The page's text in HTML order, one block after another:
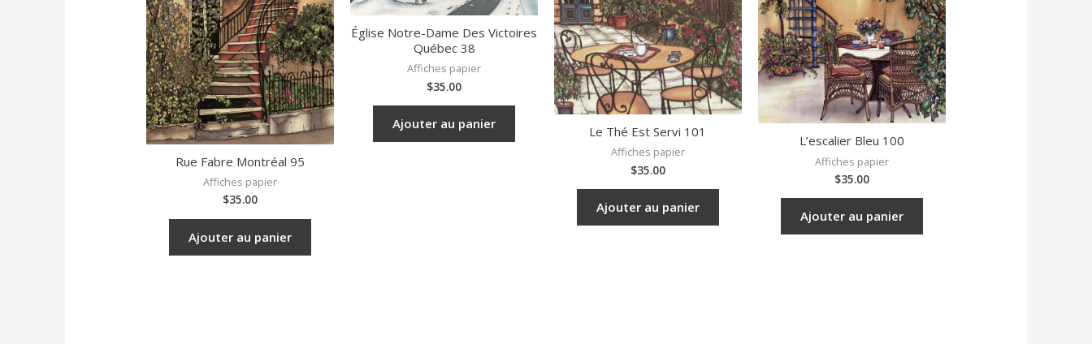
Rue Fabre Montréal 95
Affiches papier
$35.00
Ajouter au panier
Église Notre-Dame Des Victoires
Québec 38
Affiches papier
$35.00
Ajouter au panier Le Thé Est Servi 101
Affiches papier
$35.00
Ajouter au panier
L’escalier Bleu 100
Affiches papier
$35.00
Ajouter au panier